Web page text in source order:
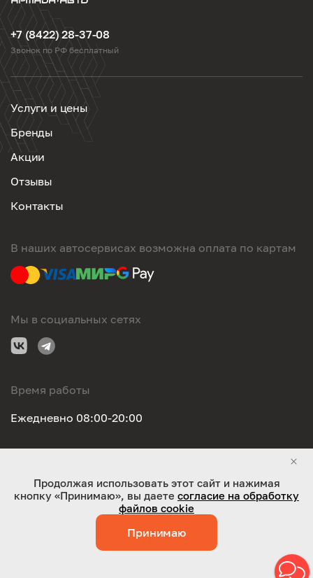
+7 (8422) 28-37-08
Звонок по РФ бесплатный
Услуги и цены
Бренды
Акции
Отзывы
Контакты
В наших автосервисах возможна оплата по картам
Мы в социальных сетях
Время работы
Ежедневно 08:00-20:00
ООО "Оригинал-сервис". Все права защищены 2026
Работает на технологиях:Jaky
Продолжая использовать этот сайт и нажимая
кнопку «Принимаю», вы даете согласие на обработку
файлов cookie
Принимаю